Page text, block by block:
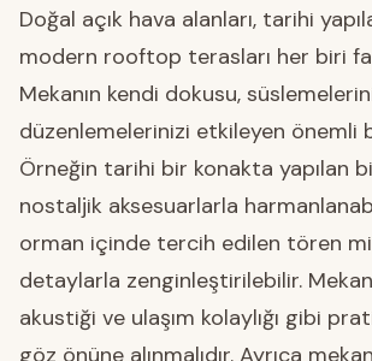
Doğal açık hava alanları, tarihi
modern rooftop terasları her biri
Mekanın kendi dokusu,
düzenlemelerinizi etkileyen önemli
Örneğin tarihi bir konakta yapılan
nostaljik aksesuarlarla
orman içinde tercih edilen tören
detaylarla zenginleştirilebilir.
akustiği ve ulaşım kolaylığı gibi